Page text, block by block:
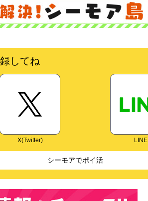
してね
X(Twitter) LINE
シーモアでポイ活